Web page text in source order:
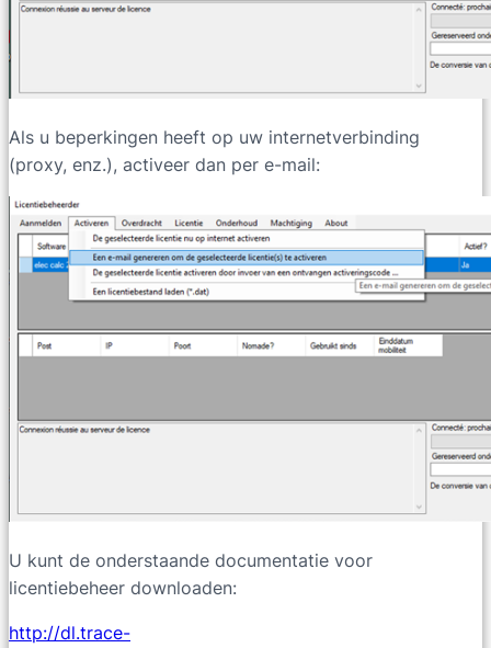
Als u beperkingen heeft op uw internetverbinding
(proxy, enz.), activeer dan per e-mail:
U kunt de onderstaande documentatie voor
licentiebeheer downloaden:
http://dl.trace-